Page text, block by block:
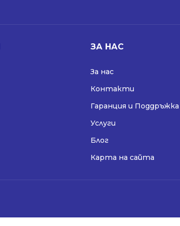
ЗА НАС
За нас
Контакти
Гаранция и Поддръжка
Услуги
Блог
Карта на сайта